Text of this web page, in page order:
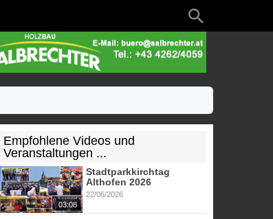
Empfohlene Videos und
Veranstaltungen ...
03:08
Stadtparkkirchtag
Althofen 2026
22/06/2026